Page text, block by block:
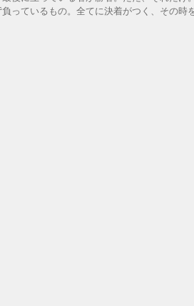
っているもの。全てに決着がつく、その時